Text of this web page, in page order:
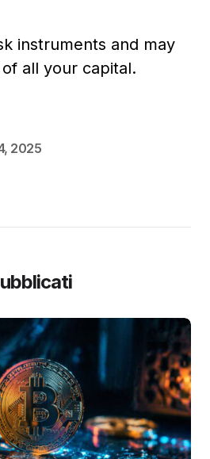
instruments and may
all your capital.
2025